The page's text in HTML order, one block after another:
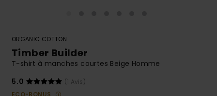
ORGANIC COTTON
Timber Builder
T-shirt à manches courtes Beige Homme
5.0
(1 Avis)
ECO-BONUS